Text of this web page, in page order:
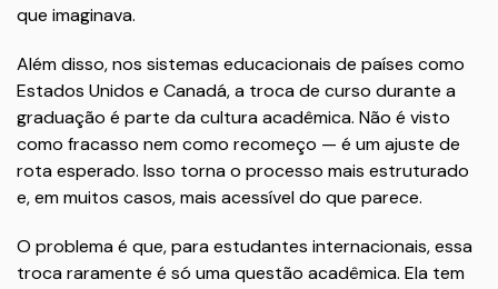
que imaginava.
Além disso, nos sistemas educacionais de países como
Estados Unidos e Canadá, a troca de curso durante a
graduação é parte da cultura acadêmica. Não é visto
como fracasso nem como recomeço — é um ajuste de
rota esperado. Isso torna o processo mais estruturado
e, em muitos casos, mais acessível do que parece.
O problema é que, para estudantes internacionais, essa
troca raramente é só uma questão acadêmica. Ela tem